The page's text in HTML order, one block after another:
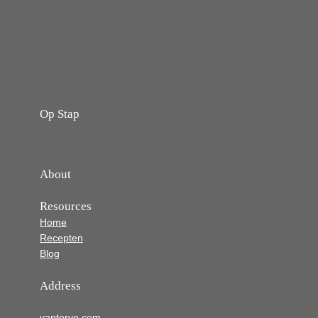
Op Stap
About
Resources
Home
Recepten
Blog
Address